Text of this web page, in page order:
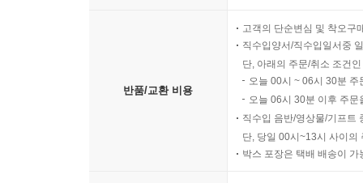
반품/교환 비용
고객의 단순변심 및 착오구
직수입양서/직수입일서중
단, 아래의 주문/취소 조건
오늘 00시 ~ 06시 30분
오늘 06시 30분 이후 주
직수입 음반/영상물/기프트
단, 당일 00시~13시 사이의
박스 포장은 택배 배송이